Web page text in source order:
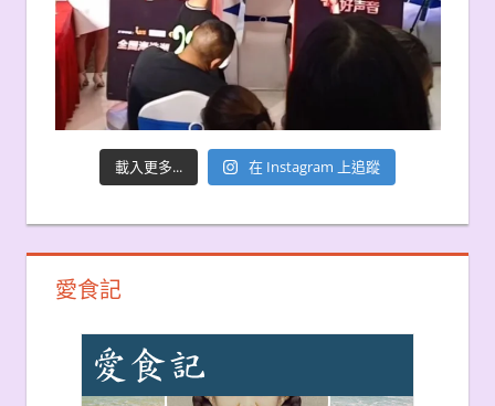
載入更多... 在 Instagram 上追蹤
愛食記